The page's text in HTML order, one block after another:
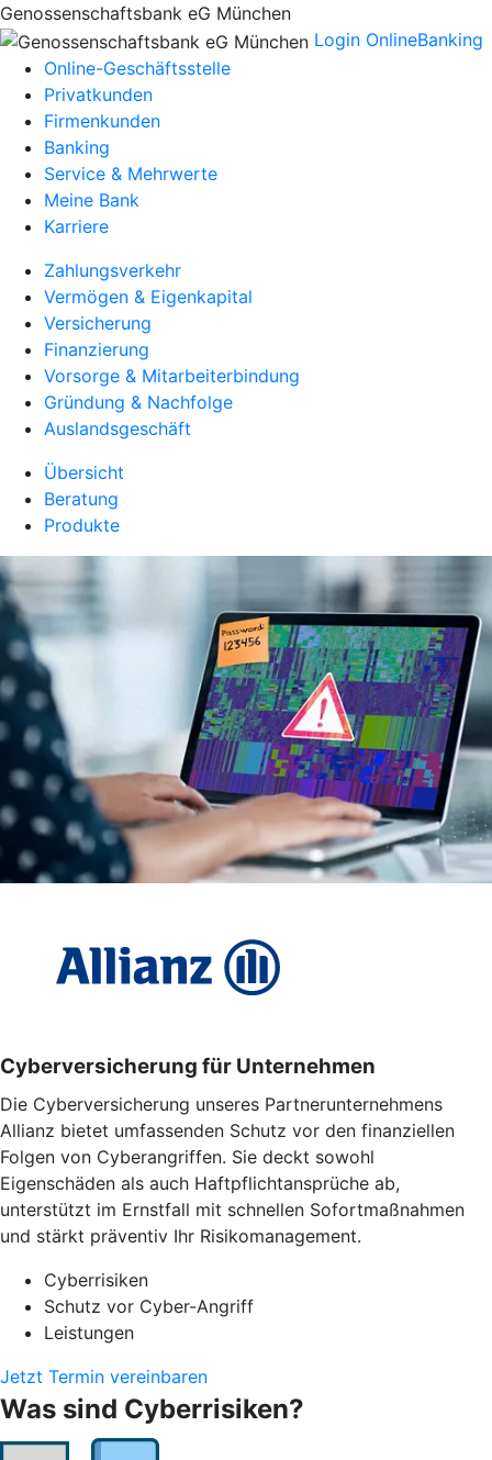
Genossenschaftsbank eG München
Login OnlineBanking
Online-Geschäftsstelle
Privatkunden
Firmenkunden
Banking
Service & Mehrwerte
Meine Bank
Karriere
Zahlungsverkehr
Vermögen & Eigenkapital
Versicherung
Finanzierung
Vorsorge & Mitarbeiterbindung
Gründung & Nachfolge
Auslandsgeschäft
Übersicht
Beratung
Produkte
Cyber­versicherung für Unternehmen
Die Cyberversicherung unseres Partnerunternehmens
Allianz bietet umfassenden Schutz vor den finanziellen
Folgen von Cyberangriffen. Sie deckt sowohl
Eigenschäden als auch Haftpflichtansprüche ab,
unterstützt im Ernstfall mit schnellen Sofortmaßnahmen
und stärkt präventiv Ihr Risikomanagement.
Cyberrisiken
Schutz vor Cyber-Angriff
Leistungen
Jetzt Termin vereinbaren
Was sind Cyberrisiken?